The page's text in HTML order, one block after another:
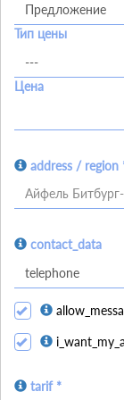
Тип цены
Цена
address / region
Айфель
contact_data
tarif *